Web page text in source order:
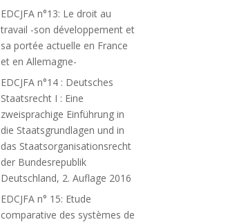
EDCJFA n°13: Le droit au
travail -son développement et
sa portée actuelle en France
et en Allemagne-
EDCJFA n°14 : Deutsches
Staatsrecht I : Eine
zweisprachige Einführung in
die Staatsgrundlagen und in
das Staatsorganisationsrecht
der Bundesrepublik
Deutschland, 2. Auflage 2016
EDCJFA n° 15: Etude
comparative des systèmes de